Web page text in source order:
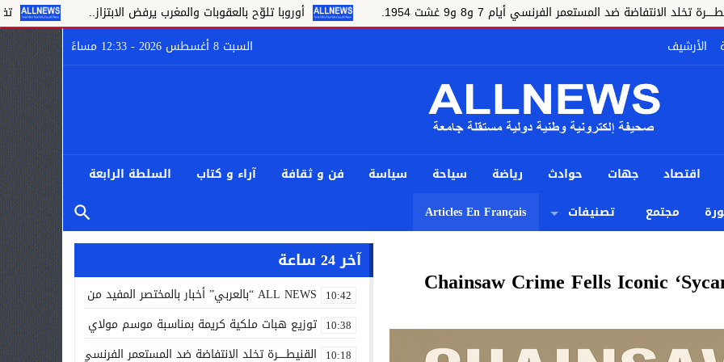
ضد المستعمر الفرنسي أيام 7 و8 و9 غشت 1954. أوروبا تلوّح بالعقوبات والمغرب يرفض الابتزاز..
تفكيك شبكة
الأرشيف السبت 8 أغسطس 2026 - 12:33 مساءً
اقتصاد جهات حوادث رياضة سياحة سياسة فن و ثقافة آراء و كتاب
السلطة الرابعة
مجتمع تصنيفات Articles En Français
Chainsaw Crime Fells Iconic
آخر 24 ساعة
10:42 ALL NEWS “بالعربي” أخبار بالمختصر المفيد من كل حدب وصوب
10:38 توزيع هبات ملكية كريمة بمناسبة موسم مولاي إدريس الأكبر
10:18 القنيطـــــرة تخلد الانتفاضة ضد المستعمر الفرنسي أيام 7 و8 و9 غشت 1954.